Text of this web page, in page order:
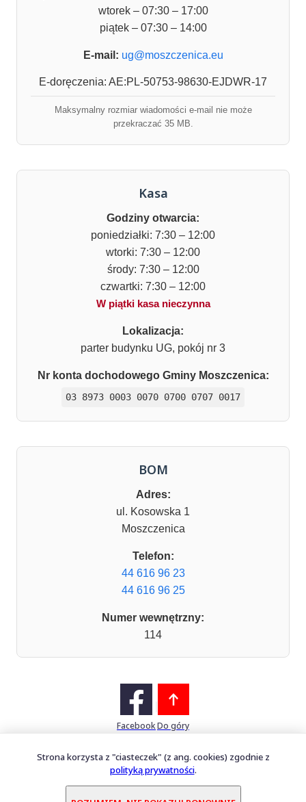
wtorek – 07:30 – 17:00
piątek – 07:30 – 14:00
E-mail: ug@moszczenica.eu
E-doręczenia: AE:PL-50753-98630-EJDWR-17
Maksymalny rozmiar wiadomości e-mail nie może
przekraczać 35 MB.
Kasa
Godziny otwarcia:
poniedziałki: 7:30 – 12:00
wtorki: 7:30 – 12:00
środy: 7:30 – 12:00
czwartki: 7:30 – 12:00
W piątki kasa nieczynna
Lokalizacja:
parter budynku UG, pokój nr 3
Nr konta dochodowego Gminy Moszczenica:
03 8973 0003 0070 0700 0707 0017
BOM
Adres:
ul. Kosowska 1
Moszczenica
Telefon:
44 616 96 23
44 616 96 25
Numer wewnętrzny:
114
FacebookDo góry
Strona korzysta z "ciasteczek" (z ang. cookies) zgodnie z
polityką prywatności.